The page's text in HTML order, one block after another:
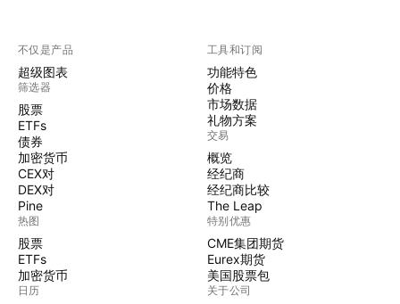
不仅是产品
超级图表
筛选器
股票
ETFs
债券
加密货币
CEX对
DEX对
Pine
热图
股票
ETFs
加密货币
日历
工具和订阅
功能特色
价格
市场数据
礼物方案
交易
概览
经纪商
经纪商比较
The Leap
特别优惠
CME集团期货
Eurex期货
美国股票包
关于公司